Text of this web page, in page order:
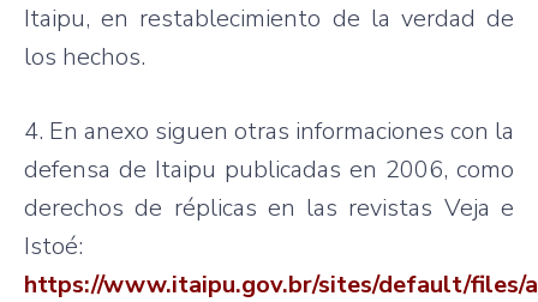
Itaipu, en restablecimiento de la verdad de
los hechos.
4. En anexo siguen otras informaciones con la
defensa de Itaipu publicadas en 2006, como
derechos de réplicas en las revistas Veja e
Istoé:
https://www.itaipu.gov.br/sites/default/files/